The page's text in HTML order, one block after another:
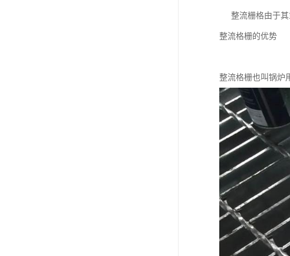
整流栅格由于其
整流格栅的优势
整流格栅也叫锅炉